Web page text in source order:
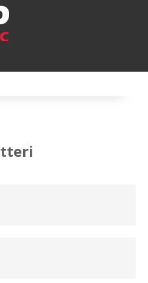
Reservdelar & tillbehör